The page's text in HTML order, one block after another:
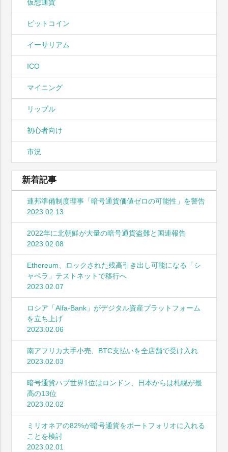
仮想通貨
ビットコイン
イーサリアム
ICO
マイニング
リップル
初心者向け
市況
新着記事
連邦準備制度理事「暗号通貨価値ゼロの可能性」を警告
2023.02.13
2022年に北朝鮮が大量の暗号通貨盗難と国連報告
2023.02.08
Ethereum、ロックされた残高引き出し可能になる「シ
ャペラ」テストネットで移行へ
2023.02.07
ロシア「Alfa-Bank」がデジタル資産プラットフォーム
を立ち上げ
2023.02.06
南アフリカ大手小売、BTC支払いを全店舗で受け入れ
2023.02.03
暗号通貨ハブ世界1位はロンドン、日本からは札幌が最
高の13位
2023.02.02
ミリオネアの82%が暗号通貨をポートフォリオに入れる
ことを検討
2023.02.01